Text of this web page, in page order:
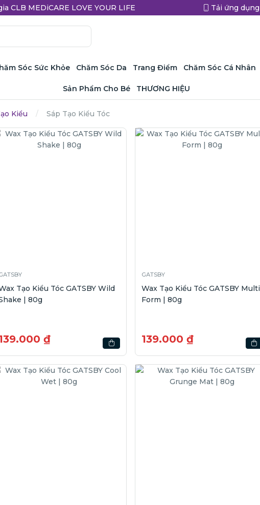
CLB MEDiCARE LOVE YOUR LIFE Tải ứng dụng
Sóc Sức Khỏe Chăm Sóc Da Trang Điểm Chăm Sóc Cá Nhân
Sản Phẩm Cho Bé THƯƠNG HIỆU
Kiểu Sáp Tạo Kiểu Tóc
Tạo Kiểu Tóc GATSBY Wild
| 80g
₫
GATSBY
Wax Tạo Kiểu Tóc GATSBY Multi
Form | 80g
139.000 ₫